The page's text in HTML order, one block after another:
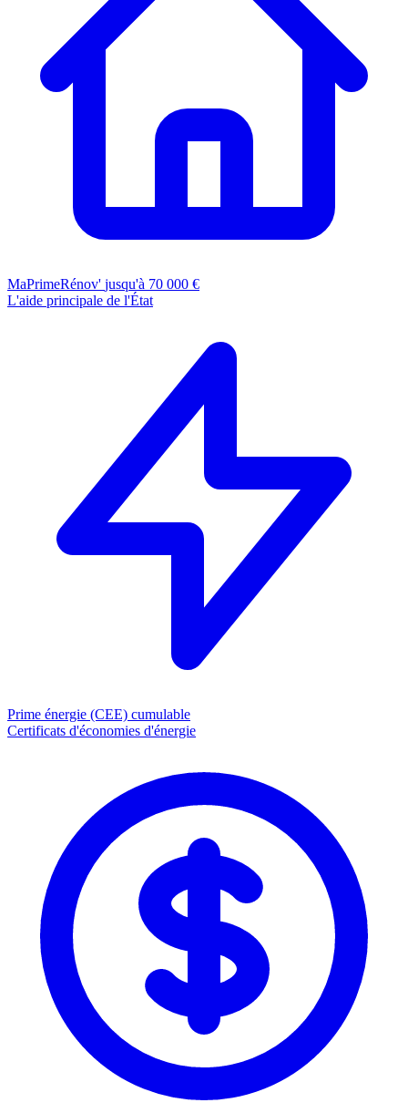
MaPrimeRénov' jusqu'à 70 000 €
L'aide principale de l'État
Prime énergie (CEE) cumulable
Certificats d'économies d'énergie